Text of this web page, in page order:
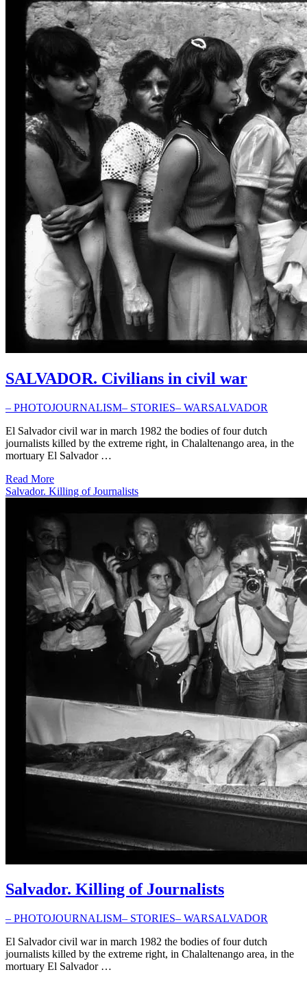
SALVADOR. Civilians in civil war
– PHOTOJOURNALISM– STORIES– WARSALVADOR
El Salvador civil war in march 1982 the bodies of four dutch
journalists killed by the extreme right, in Chalaltenango area, in the
mortuary El Salvador …
Read More
Salvador. Killing of Journalists
Salvador. Killing of Journalists
– PHOTOJOURNALISM– STORIES– WARSALVADOR
El Salvador civil war in march 1982 the bodies of four dutch
journalists killed by the extreme right, in Chalaltenango area, in the
mortuary El Salvador …